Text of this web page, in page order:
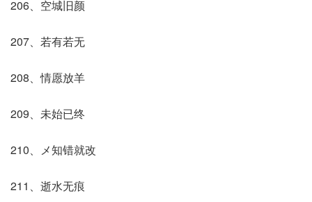
206、空城旧颜
207、若有若无
208、情愿放羊
209、未始已终
210、メ知错就改
211、逝水无痕